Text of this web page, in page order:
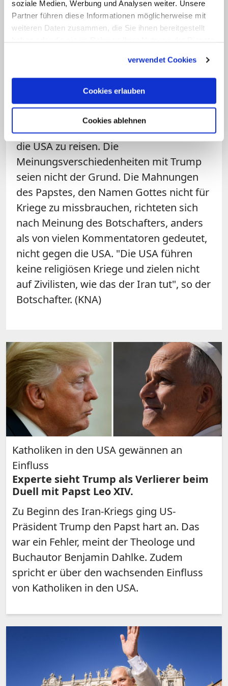
soziale Medien, Werbung und Analysen weiter. Unsere
Partner führen diese Informationen möglicherweise mit
weiteren Daten zusammen, die Sie ihnen bereitgestellt
verwendet Cookies
Cookies erlauben
Cookies ablehnen
Manche Ziele teilten beide. Dazu gehöre,
dürfe. Zu der von Papst Leo XIV.
laufenden Jahr erklärte Burch, der Papst
wolle nicht als zu proamerikanisch
wahrgenommen werden; deswegen
habe er entschieden, zunächst nicht in
die USA zu reisen. Die
Meinungsverschiedenheiten mit Trump
seien nicht der Grund. Die Mahnungen
des Papstes, den Namen Gottes nicht für
Kriege zu missbrauchen, richteten sich
nach Meinung des Botschafters, anders
als von vielen Kommentatoren gedeutet,
nicht gegen die USA. "Die USA führen
keine religiösen Kriege und zielen nicht
auf Zivilisten, wie das der Iran tut", so der
Botschafter. (KNA)
Katholiken in den USA gewännen an
Einfluss
Experte sieht Trump als Verlierer beim
Duell mit Papst Leo XIV.
Zu Beginn des Iran-Kriegs ging US-
Präsident Trump den Papst hart an. Das
war ein Fehler, meint der Theologe und
Buchautor Benjamin Dahlke. Zudem
spricht er über den wachsenden Einfluss
von Katholiken in den USA.